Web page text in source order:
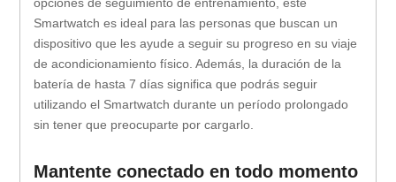
Smartwatch es ideal para las personas que buscan un
dispositivo que les ayude a seguir su progreso en su viaje
de acondicionamiento físico. Además, la duración de la
batería de hasta 7 días significa que podrás seguir
utilizando el Smartwatch durante un período prolongado
sin tener que preocuparte por cargarlo.
Mantente conectado en todo momento